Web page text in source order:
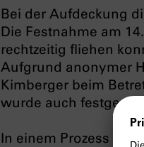
Bei der Aufdeckung
Die Festnahme am
rechtzeitig fliehen
Aufgrund anonymer
Kimberger beim
wurde auch
In einem Prozess am